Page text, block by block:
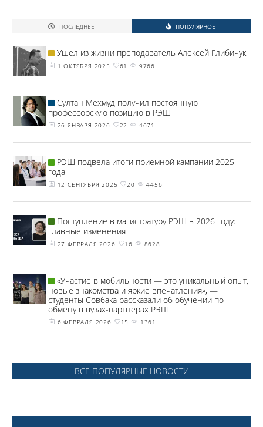
ПОСЛЕДНЕЕ ПОПУЛЯРНОЕ
Ушел из жизни преподаватель Алексей Глибичук
1 ОКТЯБРЯ 2025 61 9766
Султан Мехмуд получил постоянную
профессорскую позицию в РЭШ
26 ЯНВАРЯ 2026 22 4671
РЭШ подвела итоги приемной кампании 2025
года
12 СЕНТЯБРЯ 2025 20 4456
Поступление в магистратуру РЭШ в 2026 году:
главные изменения
27 ФЕВРАЛЯ 2026 16 8628
«Участие в мобильности — это уникальный опыт,
новые знакомства и яркие впечатления», —
студенты Совбака рассказали об обучении по
обмену в вузах-партнерах РЭШ
6 ФЕВРАЛЯ 2026 15 1361
ВСЕ ПОПУЛЯРНЫЕ НОВОСТИ